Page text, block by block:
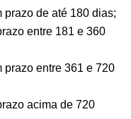
prazo de até 180 dias;
entre 181 e 360
prazo entre 361 e 720
acima de 720